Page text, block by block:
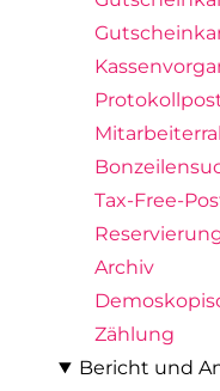
Tax-Free-
Archiv
Zählung
Bericht und